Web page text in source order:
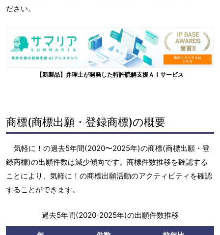
ださい。
【新製品】弁理士が開発した特許読解支援ＡＩサービス
商標(商標出願・登録商標)の概要
気軽に！の過去5年間(2020〜2025年)の商標(商標出願・登
録商標)の出願件数は減少傾向です。商標件数推移を確認する
ことにより、気軽に！の商標出願活動のアクティビティを確認
することができます。
過去5年間(2020-2025年)の出願件数推移